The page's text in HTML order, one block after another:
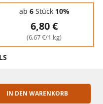
ab 6Stück 10%
6,80 €
(6,67 €/1 kg)
IN DEN WARENKORB